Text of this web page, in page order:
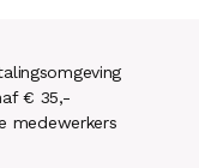
€ 35,-
medewerkers